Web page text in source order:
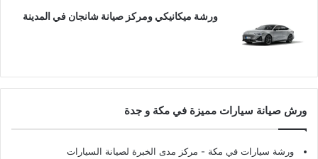
ورشة ميكانيكي ومركز صيانة شانجان في المدينة
ورش صيانة سيارات مميزة في مكة و جدة
ورشة سيارات في مكة - مركز مدى الخبرة لصيانة السيارات